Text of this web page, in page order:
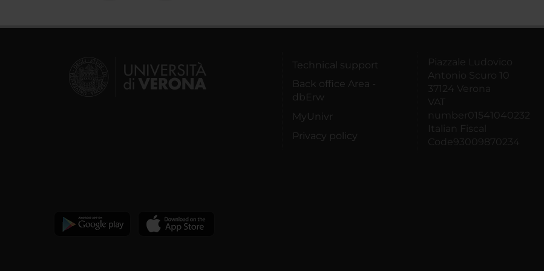
Technical support
Back office Area -
dbErw
MyUnivr
Privacy policy
Piazzale Ludovico
Antonio Scuro 10
37124 Verona
VAT
number01541040232
Italian Fiscal
Code93009870234